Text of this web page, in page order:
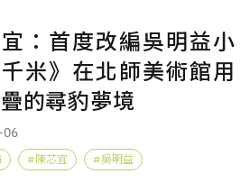
：首度改編吳明益小
米》在北師美術館用
的尋豹夢境
06
陳芯宜 吳明益